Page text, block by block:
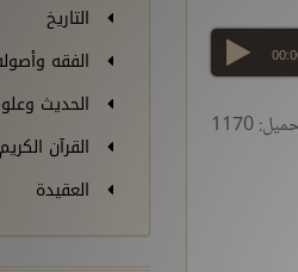
1170
التاريخ
الفقه
الحديث
القرآن
العقيدة